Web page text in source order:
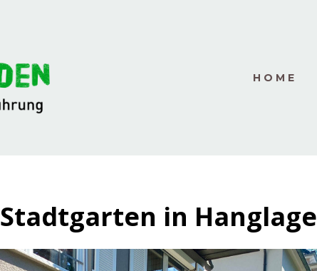
HOME
Stadtgarten in Hanglage